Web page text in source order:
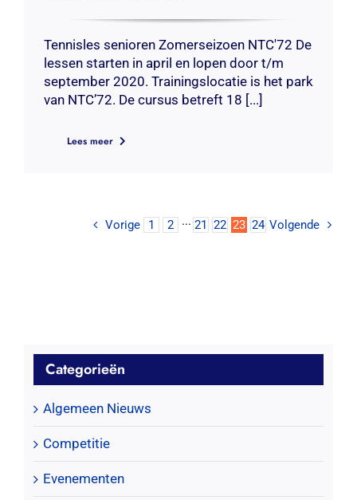
Tennisles senioren Zomerseizoen NTC'72 De
lessen starten in april en lopen door t/m
september 2020. Trainingslocatie is het park
van NTC’72. De cursus betreft 18 [...]
Lees meer
Vorige 1 2 ··· 21 22 23 24 Volgende
Categorieën
Algemeen Nieuws
Competitie
Evenementen